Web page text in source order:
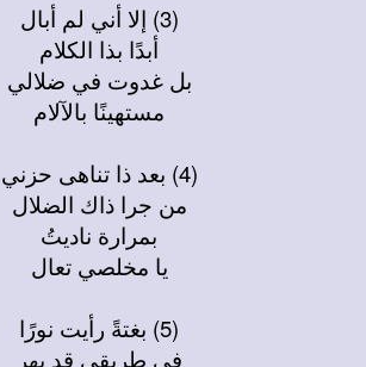
(3) إلا أني لم أبال
أبدًا بذا الكلام
بل غدوت في ضلالي
مستهينًا بالآلام
(4) بعد ذا تناهى حزني
من جرا ذاك الضلال
بمرارة ناديتُ
يا مخلصي تعال
(5) بغتةً رأيت نورًا
في طريقي قد بهر